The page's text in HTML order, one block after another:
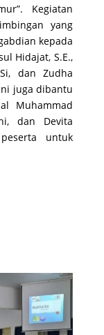
Kegiatan
yang
kepada
Hidajat, S.E.,
dan Zudha
juga dibantu
Muhammad
dan Devita
untuk